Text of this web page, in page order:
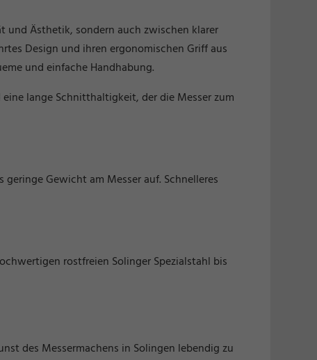
und Ästhetik, sondern auch zwischen klarer
Design und ihren ergonomischen Griff aus
und einfache Handhabung.
lange Schnitthaltigkeit, der die Messer zum
Gewicht am Messer auf. Schnelleres
rostfreien Solinger Spezialstahl bis
des Messermachens in Solingen lebendig zu